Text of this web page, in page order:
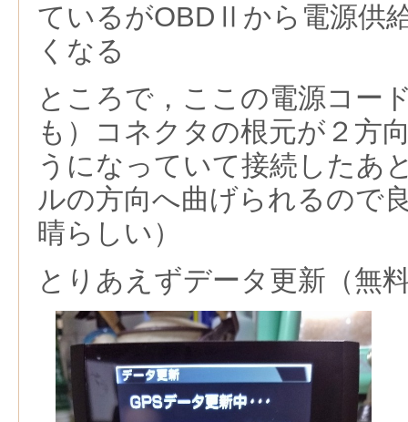
ているがOBDⅡから電源供
くなる
ところで，ここの電源コー
も）コネクタの根元が２方
うになっていて接続したあ
ルの方向へ曲げられるので
晴らしい）
とりあえずデータ更新（無